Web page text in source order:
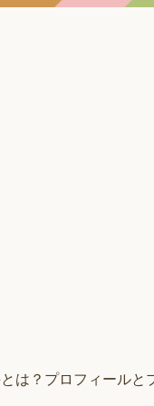
は？プロフィールと